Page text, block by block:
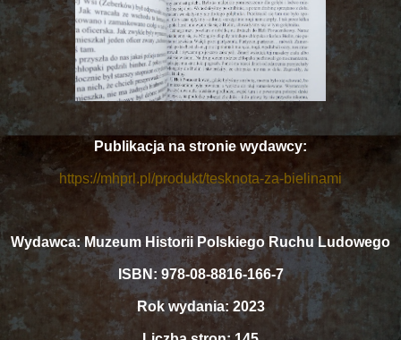
Publikacja na stronie wydawcy:
https://mhprl.pl/produkt/tesknota-za-bielinami
Wydawca: Muzeum Historii Polskiego Ruchu Ludowego
ISBN: 978-08-8816-166-7
Rok wydania: 2023